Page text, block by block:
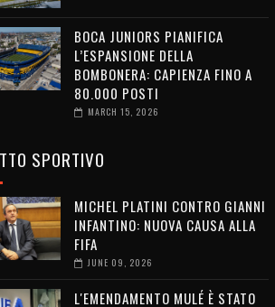
BOCA JUNIORS PIANIFICA
L’ESPANSIONE DELLA
BOMBONERA: CAPIENZA FINO A
80.000 POSTI
MARCH 15, 2026
SPORTIVO
MICHEL PLATINI CONTRO GIANNI
INFANTINO: NUOVA CAUSA ALLA
FIFA
JUNE 09, 2026
L'EMENDAMENTO MULÉ È STATO